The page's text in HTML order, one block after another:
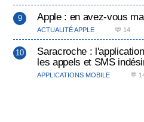
Apple : en avez-vous
ACTUALITÉ APPLE 💬 14
Saracroche :
les appels et SMS
APPLICATIONS MOBILE 💬